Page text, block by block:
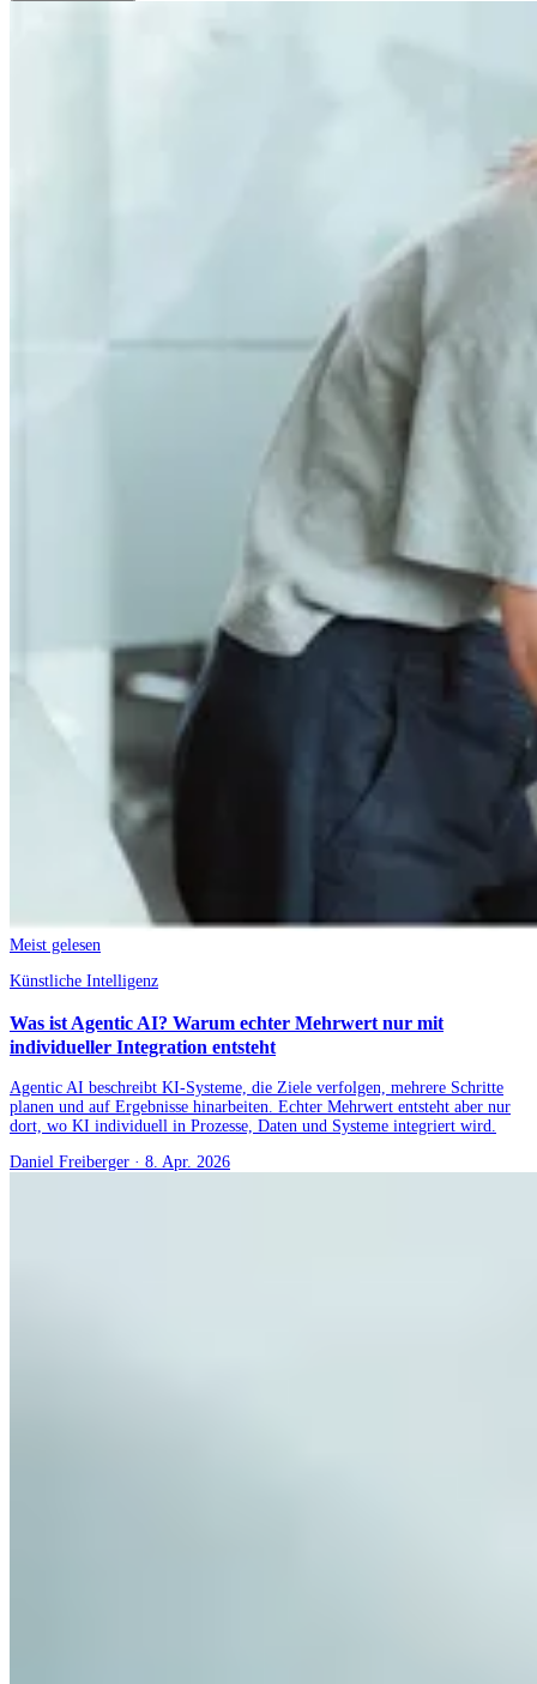
Meist gelesen
Künstliche Intelligenz
Was ist Agentic AI? Warum echter Mehrwert nur mit
individueller Integration entsteht
Agentic AI beschreibt KI-Systeme, die Ziele verfolgen, mehrere Schritte
planen und auf Ergebnisse hinarbeiten. Echter Mehrwert entsteht aber nur
dort, wo KI individuell in Prozesse, Daten und Systeme integriert wird.
Daniel Freiberger · 8. Apr. 2026